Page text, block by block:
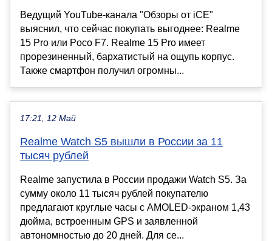
Ведущий YouTube-канала "Обзоры от iCE"
выяснил, что сейчас покупать выгоднее: Realme
15 Pro или Poco F7. Realme 15 Pro имеет
прорезиненный, бархатистый на ощупь корпус.
Также смартфон получил огромны...
17:21, 12 Май
Realme Watch S5 вышли в России за 11
тысяч рублей
Realme запустила в России продажи Watch S5. За
сумму около 11 тысяч рублей покупателю
предлагают круглые часы с AMOLED-экраном 1,43
дюйма, встроенным GPS и заявленной
автономностью до 20 дней. Для се...